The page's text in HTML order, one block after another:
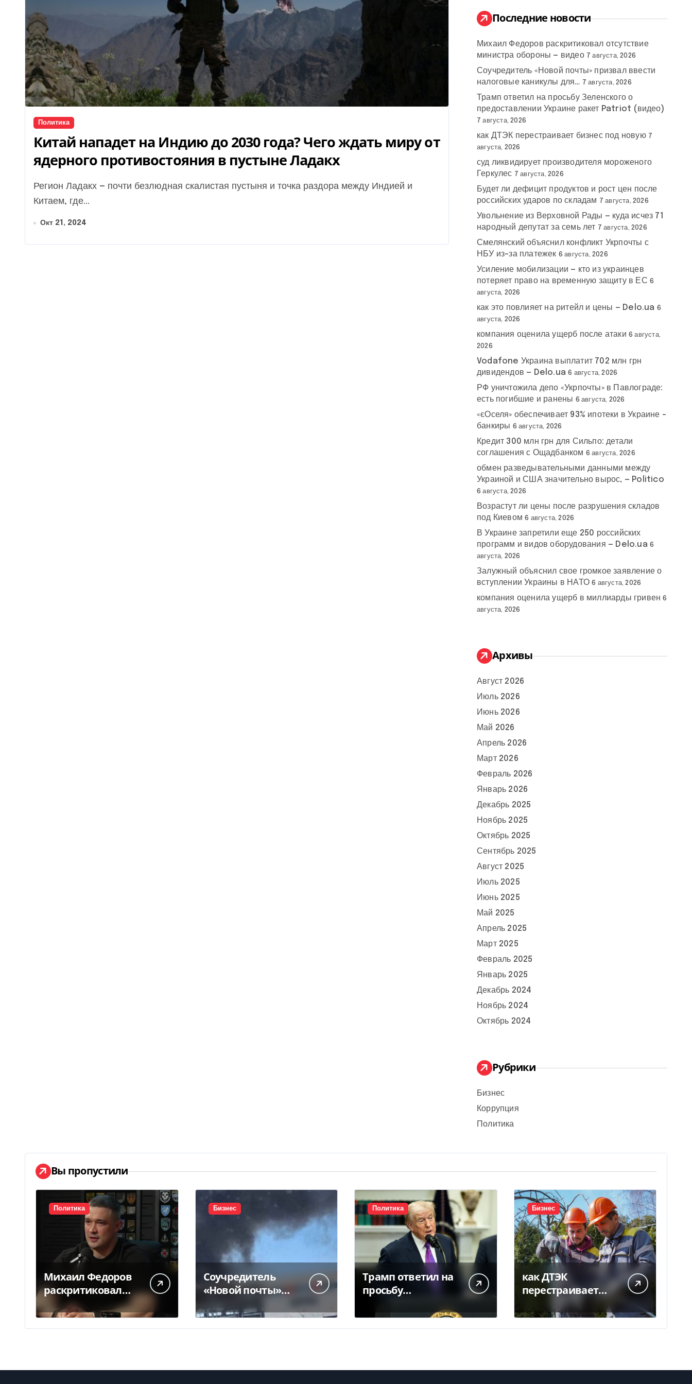
Политика
Китай нападет на Индию до 2030 года? Чего ждать миру от
ядерного противостояния в пустыне Ладакх
Регион Ладакх — почти безлюдная скалистая пустыня и точка раздора между Индией и
Китаем, где...
Окт 21, 2024
:
Последние новости
Михаил Федоров раскритиковал отсутствие
министра обороны — видео 7 августа, 2026
Соучредитель «Новой почты» призвал ввести
налоговые каникулы для… 7 августа, 2026
Трамп ответил на просьбу Зеленского о
предоставлении Украине ракет Patriot (видео)
7 августа, 2026
как ДТЭК перестраивает бизнес под новую 7
августа, 2026
суд ликвидирует производителя мороженого
Геркулес 7 августа, 2026
Будет ли дефицит продуктов и рост цен после
российских ударов по складам 7 августа, 2026
Увольнение из Верховной Рады — куда исчез 71
народный депутат за семь лет 7 августа, 2026
Смелянский объяснил конфликт Укрпочты с
НБУ из-за платежек 6 августа, 2026
Усиление мобилизации — кто из украинцев
потеряет право на временную защиту в ЕС 6
августа, 2026
как это повлияет на ритейл и цены — Delo.ua 6
августа, 2026
компания оценила ущерб после атаки 6 августа,
2026
Vodafone Украина выплатит 702 млн грн
дивидендов — Delo.ua 6 августа, 2026
РФ уничтожила депо «Укрпочты» в Павлограде:
есть погибшие и ранены 6 августа, 2026
«єОселя» обеспечивает 93% ипотеки в Украине –
банкиры 6 августа, 2026
Кредит 300 млн грн для Сильпо: детали
соглашения с Ощадбанком 6 августа, 2026
обмен разведывательными данными между
Украиной и США значительно вырос, — Politico
6 августа, 2026
Возрастут ли цены после разрушения складов
под Киевом 6 августа, 2026
В Украине запретили еще 250 российских
программ и видов оборудования — Delo.ua 6
августа, 2026
Залужный объяснил свое громкое заявление о
вступлении Украины в НАТО 6 августа, 2026
компания оценила ущерб в миллиарды гривен 6
августа, 2026
Архивы
Август 2026
Июль 2026
Июнь 2026
Май 2026
Апрель 2026
Март 2026
Февраль 2026
Январь 2026
Декабрь 2025
Ноябрь 2025
Октябрь 2025
Сентябрь 2025
Август 2025
Июль 2025
Июнь 2025
Май 2025
Апрель 2025
Март 2025
Февраль 2025
Январь 2025
Декабрь 2024
Ноябрь 2024
Октябрь 2024
Рубрики
Бизнес
Коррупция
Политика
Вы пропустили
Политика
Михаил Федоров
раскритиковал
отсутствие
министра обороны
— видео
Бизнес
Соучредитель
«Новой почты»
призвал ввести
налоговые
каникулы для…
Политика
Трамп ответил на
просьбу
предоставлении
Украине ракет
Бизнес
как ДТЭК
перестраивает
бизнес под новую